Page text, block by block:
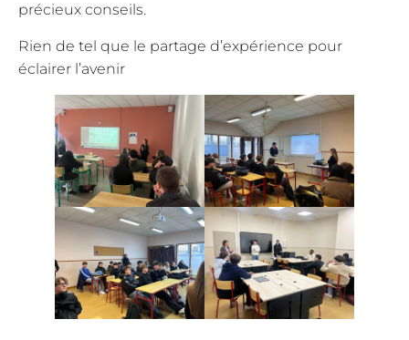
précieux conseils.
Rien de tel que le partage d’expérience pour
éclairer l’avenir